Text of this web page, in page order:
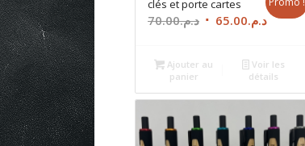
clés et porte cartes
د.م.70.00
Le
د.م.70.00.
د.م.65.00
Le
actuel
est :
Ajouter au
panier
Voir les
détails